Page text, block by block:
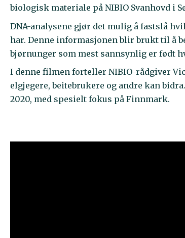
biologisk materiale på NIBIO Svanhovd i
DNA-analysene gjør det mulig å fastslå
har. Denne informasjonen blir brukt til å
bjørnunger som mest sannsynlig er født
I denne filmen forteller NIBIO-rådgiver
elgjegere, beitebrukere og andre kan
2020, med spesielt fokus på Finnmark.